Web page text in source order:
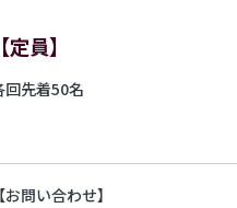
【定員】
回先着50名
【お問い合わせ】